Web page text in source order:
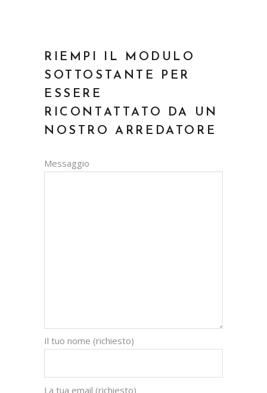
RIEMPI IL MODULO
SOTTOSTANTE PER
ESSERE
RICONTATTATO DA UN
NOSTRO ARREDATORE
Messaggio
Il tuo nome (richiesto)
La tua email (richiesto)